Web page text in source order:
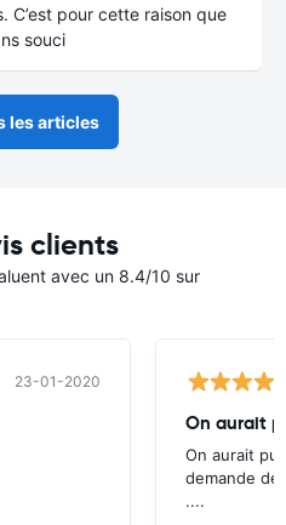
C’est pour cette raison que
souci
les articles
clients
avec un 8.4/10 sur
23-01-2020
On aurait
On aurait pu
demande
....